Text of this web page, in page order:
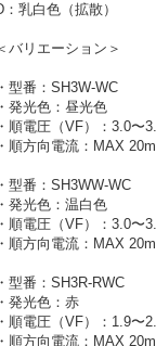
：乳白色（拡散）
バリエーション＞
・型番：SH3W-WC
・発光色：昼光色
・順電圧（VF）：3.0〜
・順方向電流：MAX
・型番：SH3WW-WC
・発光色：温白色
・順電圧（VF）：3.0〜
・順方向電流：MAX
・型番：SH3R-RWC
・発光色：赤
・順電圧（VF）：1.9〜
・順方向電流：MAX